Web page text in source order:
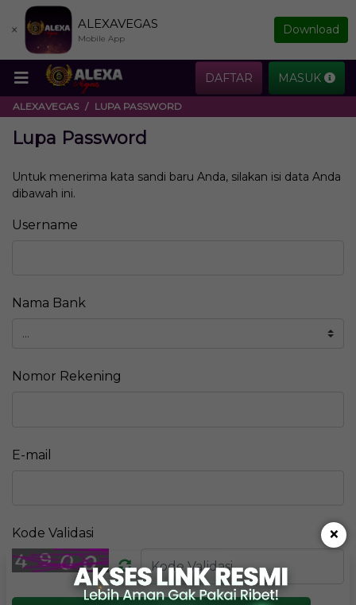
× ALEXAVEGAS
Mobile App
Download
DAFTAR MASUK
×
ALEXAVEGAS LUPA PASSWORD
Lupa Password
Untuk menerima kata sandi baru Anda, silakan isi data Anda
dibawah ini.
Username
Nama Bank
Nomor Rekening
E-mail
Kode Validasi